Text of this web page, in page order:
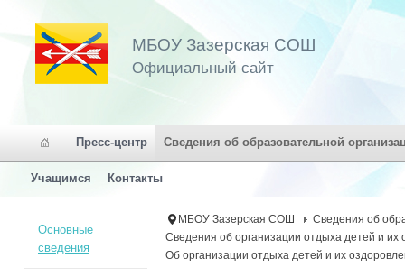
МБОУ Зазерская СОШ
Официальный сайт
Пресс-центр Сведения об образовательной
Учащимся Контакты
МБОУ Зазерская СОШ
Сведения об
Сведения об организации отдыха детей и их
Об организации отдыха детей и их
Основные
сведения